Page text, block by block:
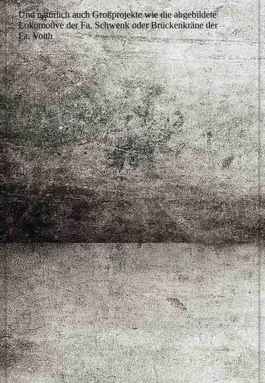
Und natürlich auch Großprojekte wie die abgebildete
Lokomotive der Fa. Schwenk oder Brückenkräne der
Fa. Voith